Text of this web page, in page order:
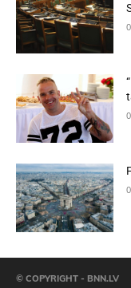
© COPYRIGHT - BNN.LV